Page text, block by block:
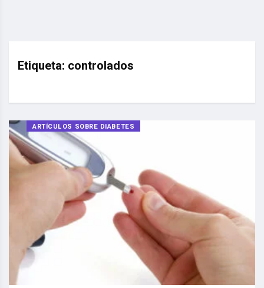
Etiqueta: controlados
ARTÍCULOS SOBRE DIABETES